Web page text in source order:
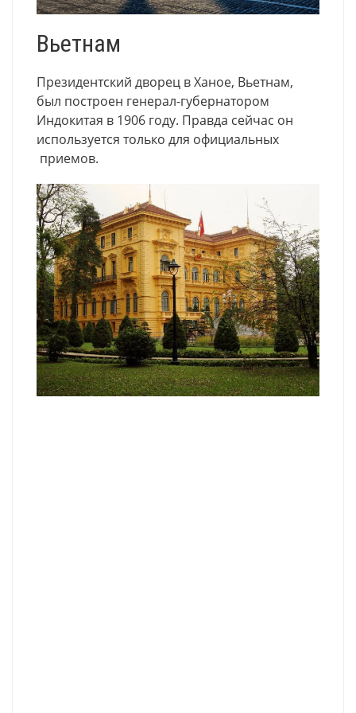
Вьетнам
Президентский дворец в Ханое, Вьетнам,
был построен генерал-губернатором
Индокитая в 1906 году. Правда сейчас он
используется только для официальных
приемов.